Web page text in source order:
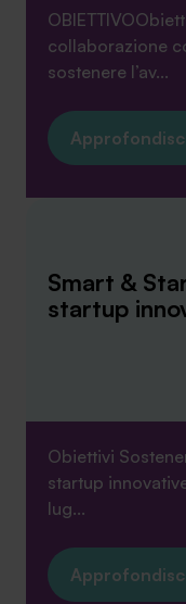
collaborazione
sostenere l’av...
Smart &
startup
Obiettivi
startup
lug...